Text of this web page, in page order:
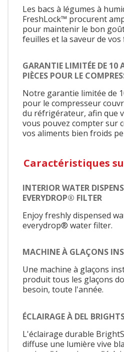
Les bacs à légumes à
FreshLock™ procurent
pour maintenir le bon
feuilles et la saveur de vos
GARANTIE LIMITÉE DE 10
PIÈCES POUR LE
Notre garantie limitée de
pour le compresseur
du réfrigérateur, afin que
vous pouvez compter sur
vos aliments bien froids
Caractéristiques
INTERIOR WATER
EVERYDROP® FILTER
Enjoy freshly dispensed
everydrop® water filter.
MACHINE À GLAÇONS
Une machine à glaçons
produit tous les glaçons
besoin, toute l'année.
ÉCLAIRAGE À DEL
L'éclairage durable
diffuse une lumière vive